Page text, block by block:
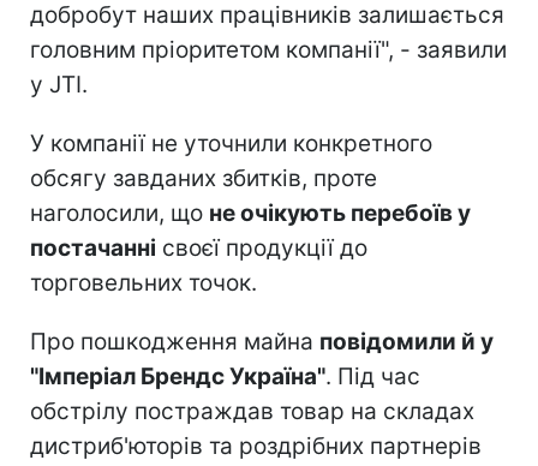
добробут наших працівників залишається
головним пріоритетом компанії", - заявили
у JTI.
У компанії не уточнили конкретного
обсягу завданих збитків, проте
наголосили, що не очікують перебоїв у
постачанні своєї продукції до
торговельних точок.
Про пошкодження майна повідомили й у
"Імперіал Брендс Україна". Під час
обстрілу постраждав товар на складах
дистриб'юторів та роздрібних партнерів